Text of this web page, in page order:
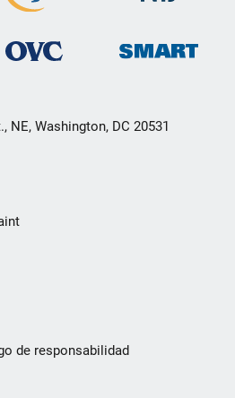
NE, Washington, DC 20531
de responsabilidad